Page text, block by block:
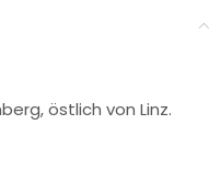
östlich von Linz.